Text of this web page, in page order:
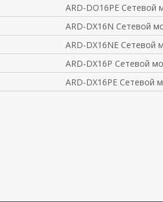
ARD-DO16PE Сетевой
ARD-DX16N Сетевой
ARD-DX16NE Сетевой
ARD-DX16P Сетевой
ARD-DX16PE Сетевой